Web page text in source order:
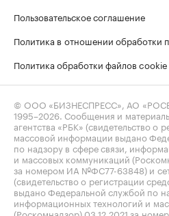
Пользовательское соглашение
Политика в отношении обработки
Политика обработки файлов cookie
© ООО «БИЗНЕСПРЕСС», АО
1995–2026 . Сообщения и
агентства «РБК» (свидетельство о
массовой информации выдано
по надзору в сфере связи,
и массовых коммуникаций
за номером ИА №ФС77-63848) и
(свидетельство о регистрации
выдано Федеральной службой по
информационных технологий и
(Роскомнадзор) 03.12.2021 за